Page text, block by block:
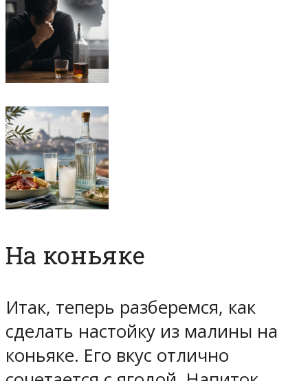
На коньяке
Итак, теперь разберемся, как
сделать настойку из малины на
коньяке. Его вкус отлично